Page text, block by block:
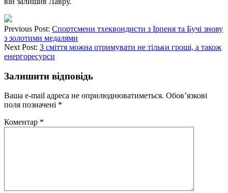
Previous Post: Спортсмени тхеквондисти з Ірпеня та Бучі знову
з золотими медалями
Next Post: З сміття можна отримувати не тільки гроші, а також
енергоресурси
Залишити відповідь
Ваша e-mail адреса не оприлюднюватиметься. Обов’язкові
поля позначені *
Коментар *